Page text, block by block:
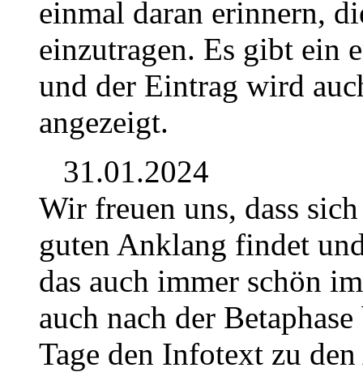
einmal daran erinnern,
einzutragen. Es gibt ein
und der Eintrag wird
angezeigt.
31.01.2024
Wir freuen uns, dass
guten Anklang findet
das auch immer schön
auch nach der
Tage den Infotext zu